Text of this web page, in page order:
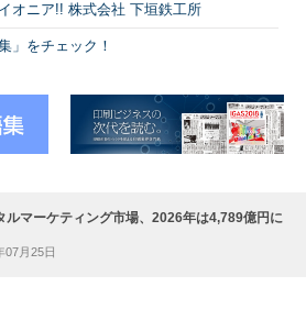
オニア!! 株式会社 下垣鉄工所
」をチェック！
ルマーケティング市場、2026年は4,789億円に
07月25日